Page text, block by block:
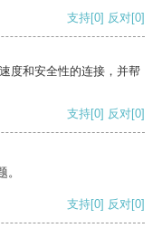
支持[0] 反对[0]
度和安全性的连接，并帮
支持[0] 反对[0]
支持[0] 反对[0]